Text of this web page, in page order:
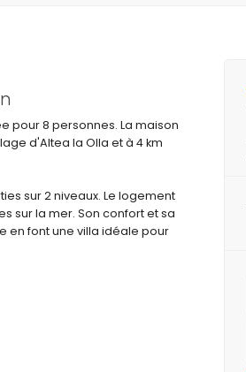
pour 8 personnes. La maison
d'Altea la Olla et à 4 km
sur 2 niveaux. Le logement
sur la mer. Son confort et sa
en font une villa idéale pour